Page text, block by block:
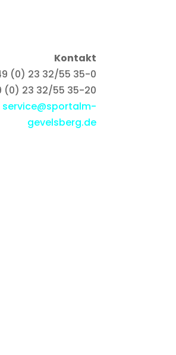
Kontakt
(0) 23 32/55 35-0
(0) 23 32/55 35-20
service@sportalm-
gevelsberg.de